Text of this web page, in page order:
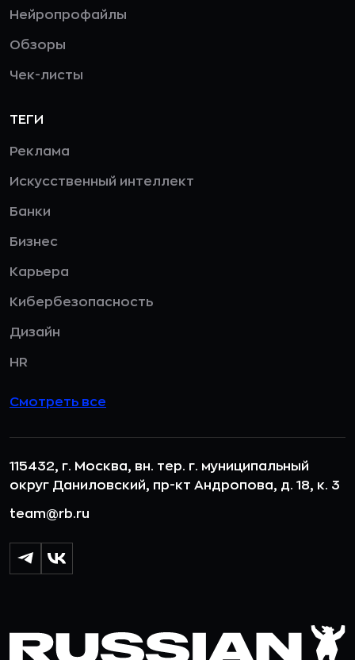
Нейропрофайлы
Обзоры
Чек-листы
ТЕГИ
Реклама
Искусственный интеллект
Банки
Бизнес
Карьера
Кибербезопасность
Дизайн
HR
Смотреть все
115432, г. Москва, вн. тер. г. муниципальный
округ Даниловский, пр-кт Андропова, д. 18, к. 3
team@rb.ru